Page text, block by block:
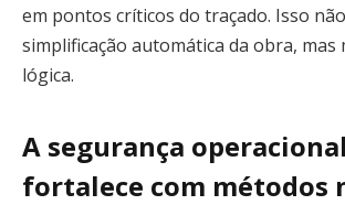
em pontos críticos do traçado. Isso
simplificação automática da obra, mas
lógica.
A segurança
fortalece com métodos